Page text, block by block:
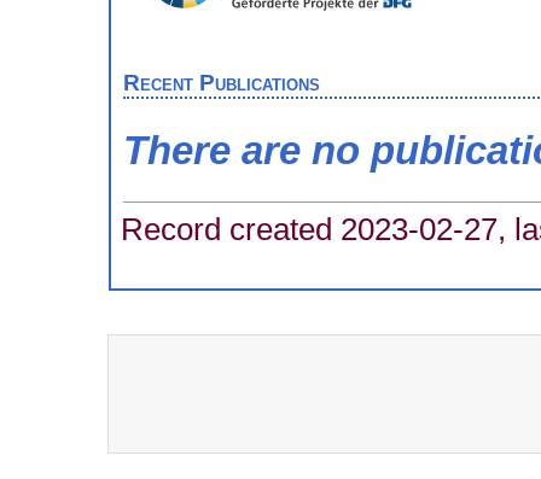
Recent Publications
There are no
Record created 2023-02-27,